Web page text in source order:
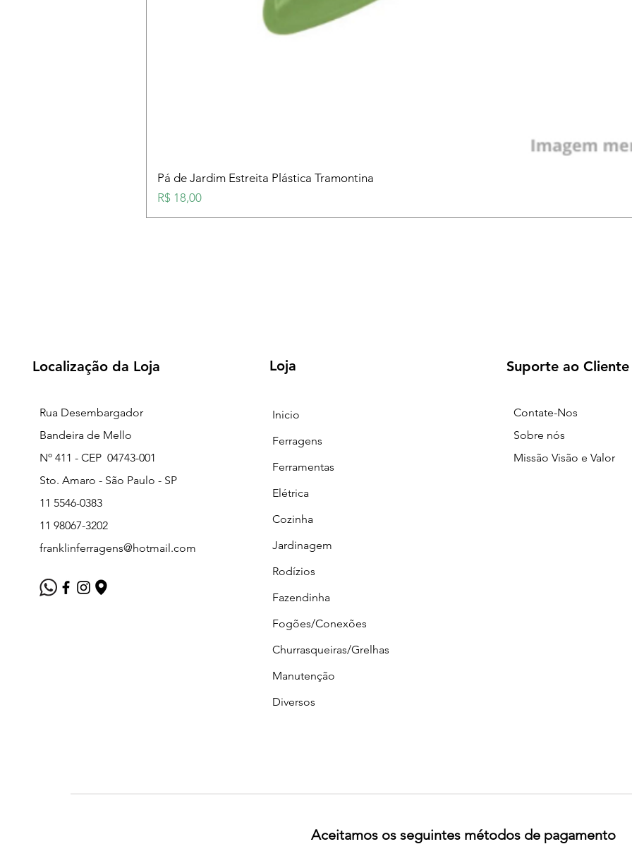
Pá de Jardim Estreita Plástica Tramontina
Preço
R$ 18,00
Localização da Loja
Rua Desembargador
Bandeira de Mello
Nº 411 - CEP 04743-001
Sto. Amaro - São Paulo - SP
11 5546-0383
11 98067-3202
franklinferragens@hotmail.com
Loja
Inicio
Ferragens
Ferramentas
Elétrica
Cozinha
Jardinagem
Rodízios
Fazendinha
Fogões/Conexões
Churrasqueiras/Grelhas
Manutenção
Diversos
Suporte ao Cliente
Contate-Nos
Sobre nós
Missão Visão e Valor
Aceitamos os seguintes métodos de pagamento